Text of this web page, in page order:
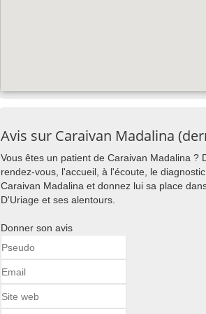
Avis sur Caraivan Madalina
Vous êtes un patient de Caraivan Madalina ?
rendez-vous, l'accueil, à l'écoute, le
Caraivan Madalina et donnez lui sa place
D'Uriage et ses alentours.
Donner son avis